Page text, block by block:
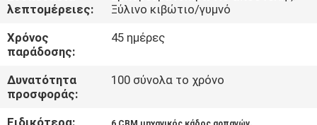
ΕΡΓΟΣΤΆΣΙΟ
ΈΛΕΓΧΟΣ
ΠΟΙΌΤΗΤΑΣ
λεπτομέρειες:
Ξύλινο κιβώτιο/γυμνό
Χρόνος
παράδοσης:
45 ημέρες
Δυνατότητα
προσφοράς:
100 σύνολα το χρόνο